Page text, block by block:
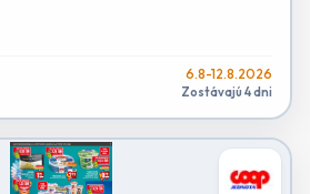
6.8-12.8.2026
Zostávajú 4 dni